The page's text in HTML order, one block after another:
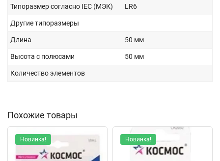
Типоразмер согласно IEC (МЭК) LR6
Другие типоразмеры
Длина 50 мм
Высота с полюсами 50 мм
Количество элементов
Похожие товары
Новинка! Новинка!